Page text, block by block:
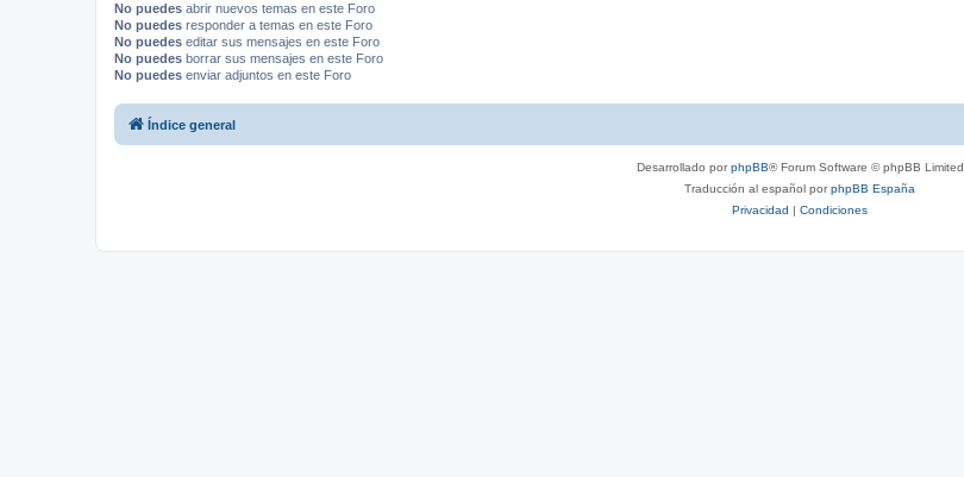
No puedes abrir nuevos temas en este Foro
No puedes responder a temas en este Foro
No puedes editar sus mensajes en este Foro
No puedes borrar sus mensajes en este Foro
No puedes enviar adjuntos en este Foro
Índice general
Desarrollado porphpBB® Forum Software © phpBB Limited
Traducción al español porphpBB España
Privacidad | Condiciones